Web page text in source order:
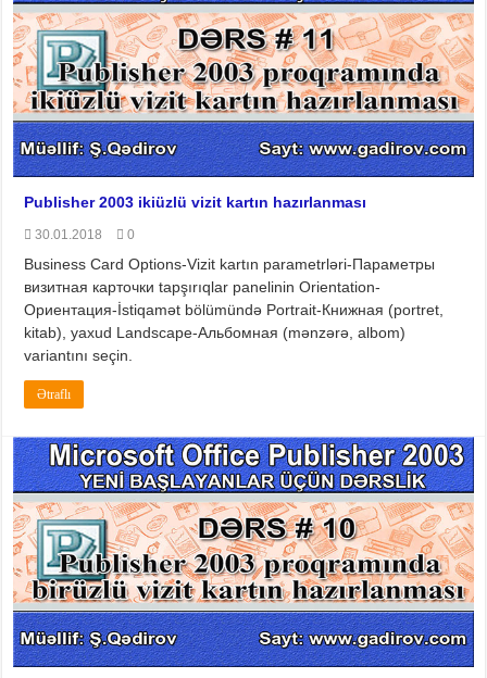
Publisher 2003 ikiüzlü vizit kartın hazırlanması
30.01.2018 0
Business Card Options-Vizit kartın parametrləri-Параметры
визитная карточки tapşırıqlar panelinin Orientation-
Ориентация-İstiqamət bölümündə Portrait-Книжная (portret,
kitab), yaxud Landscape-Альбомная (mənzərə, albom)
variantını seçin.
Ətraflı